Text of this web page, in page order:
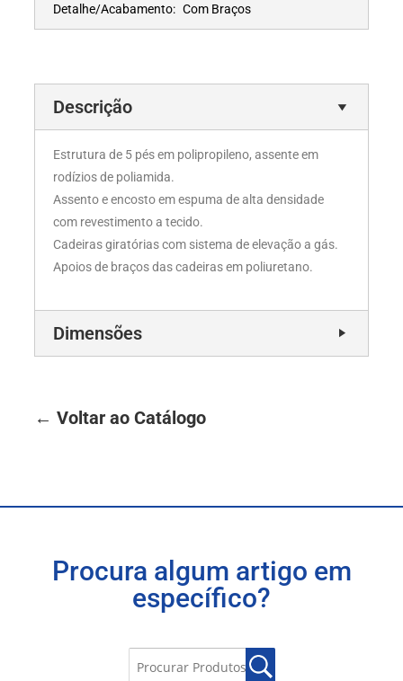
Detalhe/Acabamento: Com Braços
Descrição
Estrutura de 5 pés em polipropileno, assente em
rodízios de poliamida.
Assento e encosto em espuma de alta densidade
com revestimento a tecido.
Cadeiras giratórias com sistema de elevação a gás.
Apoios de braços das cadeiras em poliuretano.
Dimensões
← Voltar ao Catálogo
Procura algum artigo em
específico?